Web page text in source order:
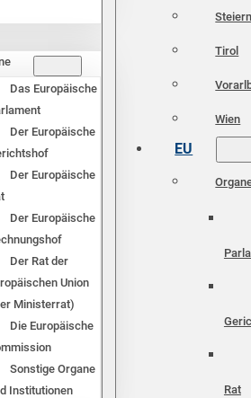
Das Europäische
Der Europäische
Der Europäische
Der Europäische
Der Rat der
Union
Ministerrat)
Die Europäische
Sonstige Organe
Institutionen
Tirol
Wien
EU
Rat